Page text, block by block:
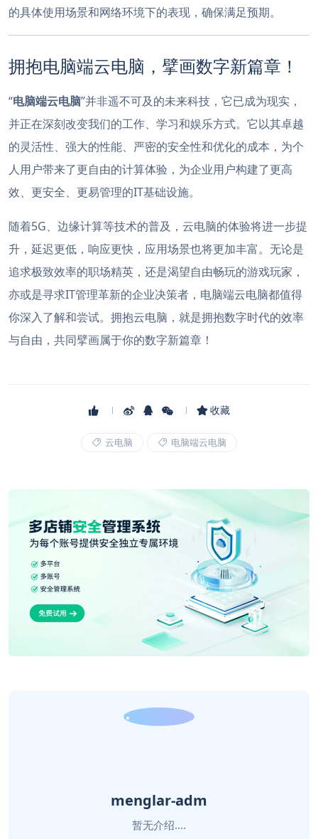
的具体使用场景和网络环境下的表现，确保满足预期。
拥抱电脑端云电脑，擘画数字新篇章！
“电脑端云电脑”并非遥不可及的未来科技，它已成为现实，
并正在深刻改变我们的工作、学习和娱乐方式。它以其卓越
的灵活性、强大的性能、严密的安全性和优化的成本，为个
人用户带来了更自由的计算体验，为企业用户构建了更高
效、更安全、更易管理的IT基础设施。
随着5G、边缘计算等技术的普及，云电脑的体验将进一步提
升，延迟更低，响应更快，应用场景也将更加丰富。无论是
追求极致效率的职场精英，还是渴望自由畅玩的游戏玩家，
亦或是寻求IT管理革新的企业决策者，电脑端云电脑都值得
你深入了解和尝试。拥抱云电脑，就是拥抱数字时代的效率
与自由，共同擘画属于你的数字新篇章！
收藏
云电脑 电脑端云电脑
menglar-adm
暂无介绍....